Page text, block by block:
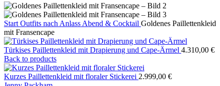
Start Outfits nach Anlass Abend & Cocktail Goldenes Paillettenkleid
mit Fransencape
Türkises Paillettenkleid mit Drapierung und Cape-Ärmel 4.310,00 €
Back to products
Kurzes Paillettenkleid mit floraler Stickerei 2.999,00 €